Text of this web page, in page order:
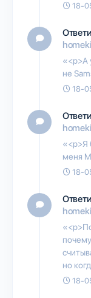
18-
«<p>А
не
18-
«<p>Я
меня
18-
но
18-